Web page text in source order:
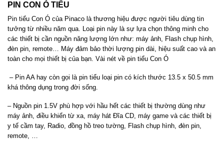
PIN CON Ó TIỂU
Pin tiểu Con Ó của Pinaco là thương hiệu được người tiêu dùng tin
tưởng từ nhiều năm qua. Loại pin này là sự lựa chọn thông minh cho
các thiết bị cần nguồn năng lượng lớn như: máy ảnh, Flash chụp hình,
đèn pin, remote… Máy đảm bảo thời lượng pin dài, hiệu suất cao và an
toàn cho mọi thiết bị của bạn. Vài nét về pin tiểu Con Ó
– Pin AA hay còn gọi là pin tiểu loại pin có kích thước 13.5 x 50.5 mm
khá thông dụng trong đời sống.
– Nguồn pin 1.5V phù hợp với hầu hết các thiết bị thường dùng như
máy ảnh, điều khiển từ xa, máy hát Đĩa CD, máy game và các thiết bị
y tế cầm tay, Radio, đồng hồ treo tường, Flash chụp hình, đèn pin,
remote, …